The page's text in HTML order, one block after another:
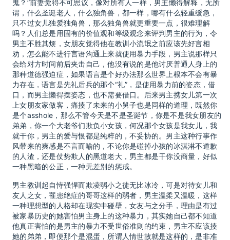
鬼？”前妻觉得不可思议，像对所有人一样，男主懒得解释，无所
谓，什么圣诞老人，什么独角兽，都一样，哪有什么轻重缓急，
只不过女儿独爱独角兽，那么独角兽就更重要一点，很难理解
吗？人们总是用固有的价值观和等级观念来评判男主的行为，令
男主不胜其烦，女朋友觉得他在教训小流氓之前应该先好言相
劝，怎么能不进行言语沟通上来就使用暴力手段，男主说那样只
会给对方时间前后夹击自己，他没有说的是他讨厌普通人身上的
那种道德强迫症，如果语言是个好办法那么世界上根本不会有暴
力存在，语言是先礼后兵的那个“礼”，是使用暴力前的姿态，借
口，而男主懒得摆姿态，也不需要借口。后来男主携女儿第一次
上女朋友家做客，痛揍了未来的小舅子也是同样的道理，既然你
是个asshole，那么不管今天是不是圣诞节，你是不是我女朋友的
弟弟，你一个大老爷们欺负小女孩，何况那个女孩是我女儿，我
就干你，男主的爱与恨都是纯粹的，不妥协的。男主这种行事作
风带来的爽感是不言而喻的，不论你是碰掉小孩的冰淇淋不道歉
的人渣，还是仗势欺人的黑道老大，男主都是干你没商量，好似
一种黑暗的公正，一种无差别的惩戒。
男主教训起自恃强悍而欺凌弱小之徒无比冰冷，可是对待女儿和
友人之女，罹患绝症的哥哥这样的弱者，男主温柔又温暖，这样
一种理想型的人格却在现实中碰壁，女友与之分手，理由是有过
被家暴历史的她害怕男主身上的这种暴力，其实她自己都不知道
他真正害怕的是男主的暴力不受世俗准则的约束，男主不应该揍
她的弟弟，即便那个是混蛋，所谓人情世故就是这样的，是非准